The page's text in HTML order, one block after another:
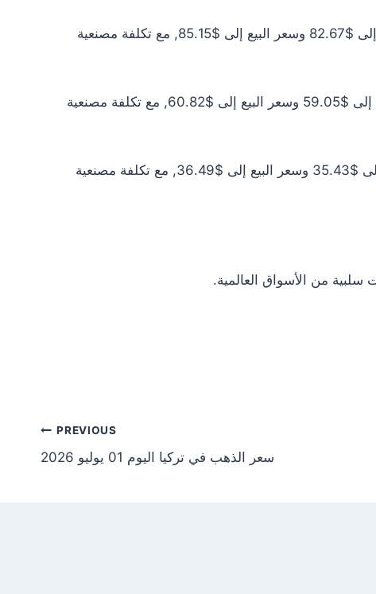
سعر الذهب عيار 14 اليوم يبلغ $75.16 للشراء الخام و$77.41 للبيع الخام. أما مع إضافة المصنعية، فيرتفع سعر الشراء إلى $82.67 وسعر البيع إلى $85.15, مع تكلفة مصنعية
سعر الذهب عيار 10 اليوم يبلغ $53.68 للشراء الخام و$55.29 للبيع الخام. أما مع إضافة المصنعية، فيرتفع سعر الشراء إلى $59.05 وسعر البيع إلى $60.82, مع تكلفة مصنعية
سعر الذهب عيار 6 اليوم يبلغ $32.21 للشراء الخام و$33.18 للبيع الخام. أما مع إضافة المصنعية، فيرتفع سعر الشراء إلى $35.43 وسعر البيع إلى $36.49, مع تكلفة مصنعية
PREVIOUS
سعر الذهب في تركيا اليوم 01 يوليو 2026